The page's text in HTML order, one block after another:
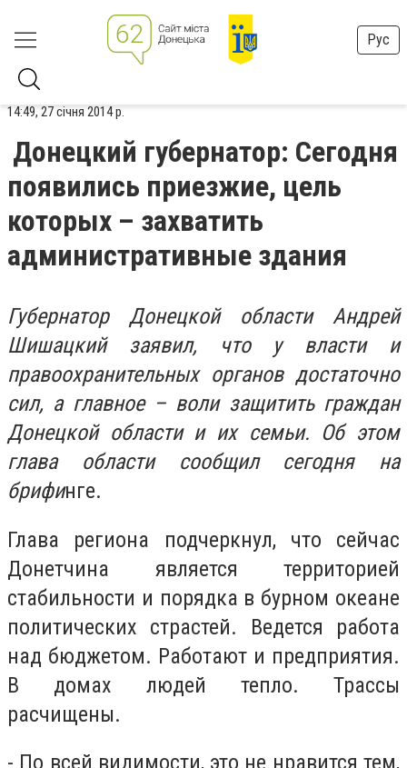
Рус
14:49, 27 січня 2014 р.
Донецкий губернатор: Cегодня
появились приезжие, цель
которых – захватить
административные здания
Губернатор Донецкой области Андрей
Шишацкий заявил, что у власти и
правоохранительных органов достаточно
сил, а главное – воли защитить граждан
Донецкой области и их семьи. Об этом
глава области сообщил сегодня на
брифинге.
Глава региона подчеркнул, что сейчас
Донетчина является территорией
стабильности и порядка в бурном океане
политических страстей. Ведется работа
над бюджетом. Работают и предприятия.
В домах людей тепло. Трассы
расчищены.
- По всей видимости, это не нравится тем,